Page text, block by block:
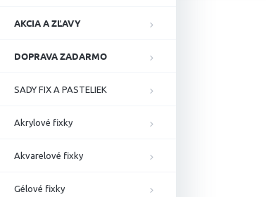
AKCIA A ZĽAVY
DOPRAVA ZADARMO
SADY FIX A PASTELIEK
Akrylové fixky
Akvarelové fixky
Gélové fixky